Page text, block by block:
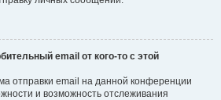
email от кого-то с этой
отправки email на данной конференции
и возможность отслеживания